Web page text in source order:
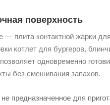
поверхность
— плита контактной жарки
котлет для бургеров,
одновременно
без смешивания запахов.
предназначенное для